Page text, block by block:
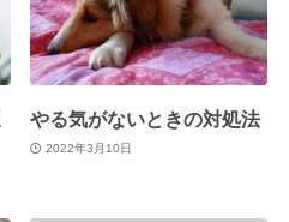
やる気がないときの対処法
2022年3月10日